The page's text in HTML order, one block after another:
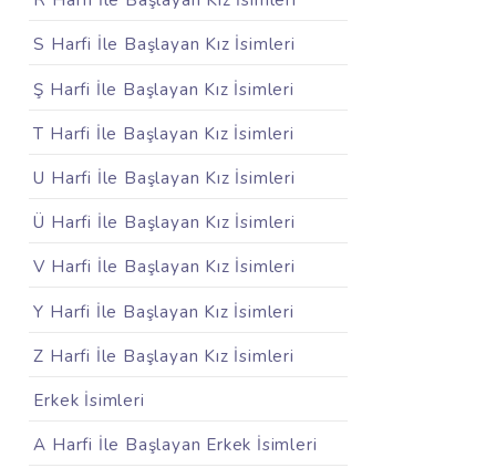
S Harfi İle Başlayan Kız İsimleri
Ş Harfi İle Başlayan Kız İsimleri
T Harfi İle Başlayan Kız İsimleri
U Harfi İle Başlayan Kız İsimleri
Ü Harfi İle Başlayan Kız İsimleri
V Harfi İle Başlayan Kız İsimleri
Y Harfi İle Başlayan Kız İsimleri
Z Harfi İle Başlayan Kız İsimleri
Erkek İsimleri
A Harfi İle Başlayan Erkek İsimleri